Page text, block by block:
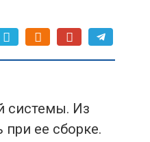
системы. Из
ее сборке.